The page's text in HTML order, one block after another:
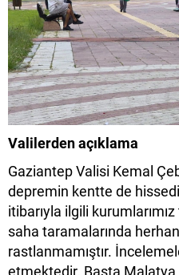
Valilerden açıklama
Gaziantep Valisi Kemal
depremin kentte de
itibarıyla ilgili
saha taramalarında
rastlanmamıştır.
etmektedir. Başta